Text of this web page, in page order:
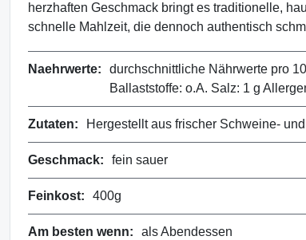
herzhaften Geschmack bringt es traditionelle,
schnelle Mahlzeit, die dennoch authentisch
Naehrwerte:
durchschnittliche Nährwerte pro
Ballaststoffe: o.A. Salz: 1 g
Zutaten: Hergestellt aus frischer Schweine-
Geschmack: fein sauer
Feinkost: 400g
Am besten wenn: als Abendessen